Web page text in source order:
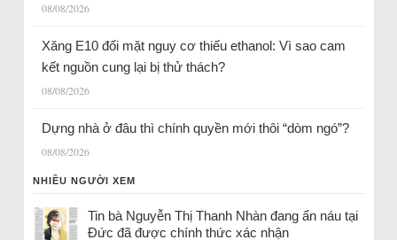
08/08/2026
Xăng E10 đối mặt nguy cơ thiếu ethanol: Vì sao cam
kết nguồn cung lại bị thử thách?
08/08/2026
Dựng nhà ở đâu thì chính quyền mới thôi “dòm ngó”?
08/08/2026
NHIỀU NGƯỜI XEM
Tin bà Nguyễn Thị Thanh Nhàn đang ẩn náu tại
Đức đã được chính thức xác nhận